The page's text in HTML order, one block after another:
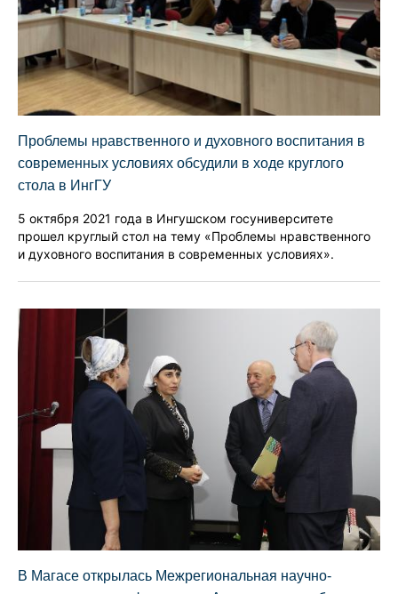
Проблемы нравственного и духовного воспитания в
современных условиях обсудили в ходе круглого
стола в ИнгГУ
5 октября 2021 года в Ингушском госуниверситете
прошел круглый стол на тему «Проблемы нравственного
и духовного воспитания в современных условиях».
В Магасе открылась Межрегиональная научно-